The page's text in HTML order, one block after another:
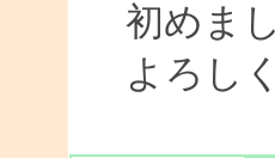
初めま
よろし